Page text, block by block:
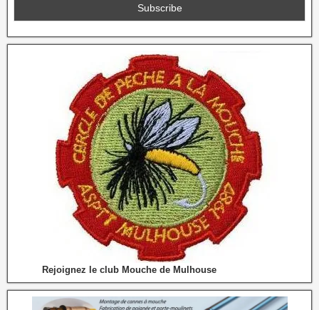
Rejoignez le club Mouche de Mulhouse